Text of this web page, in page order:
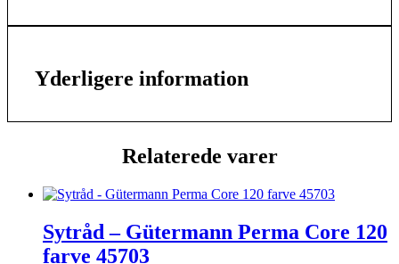
Yderligere information
Relaterede varer
Sytråd – Gütermann Perma Core 120
farve 45703